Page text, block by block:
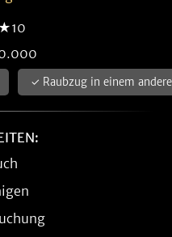
★10
✓ Raubzug in einem